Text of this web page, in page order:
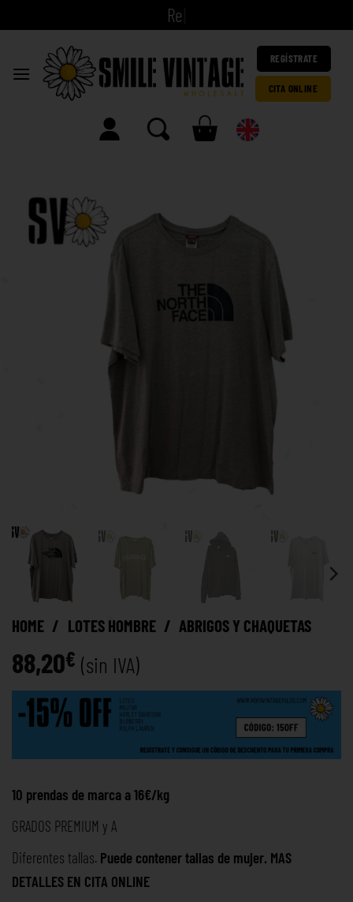
|
REGÍSTRATE
CITA ONLINE
HOME / LOTES HOMBRE / ABRIGOS Y CHAQUETAS
88,20€ (sin IVA)
10 prendas de marca a 16€/kg
GRADOS PREMIUM y A
Diferentes tallas. Puede contener tallas de mujer. MAS
DETALLES EN CITA ONLINE